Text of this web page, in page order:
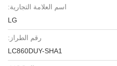
اسم العلامة التجارية:
LG
رقم الطراز:
LC860DUY-SHA1